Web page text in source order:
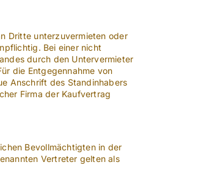
Dritte unterzuvermieten oder
Bei einer nicht
durch den Untervermieter
die Entgegennahme von
Anschrift des Standinhabers
Firma der Kaufvertrag
Bevollmächtigten in der
Vertreter gelten als